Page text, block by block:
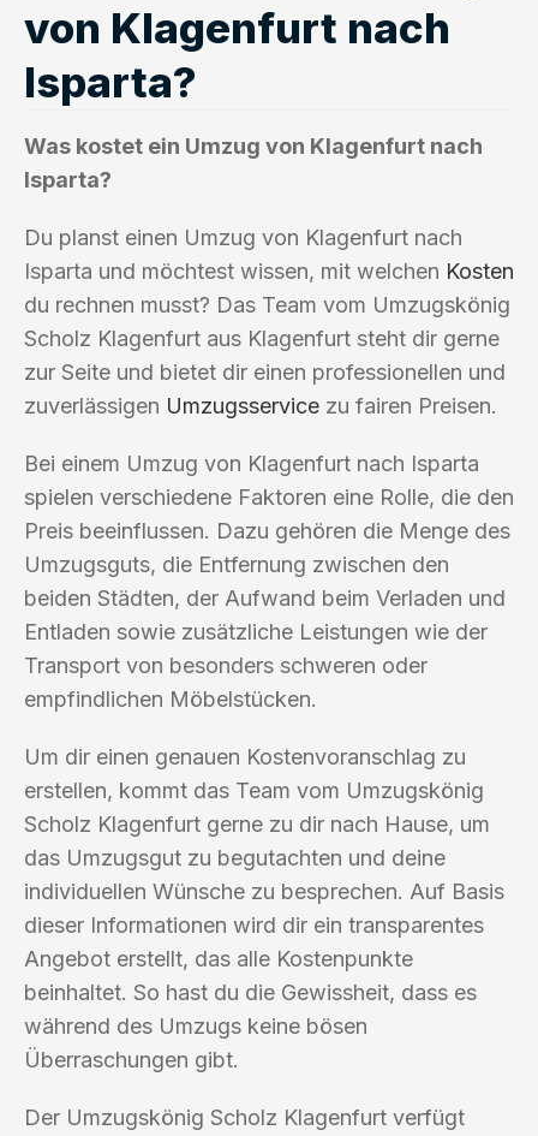
von Klagenfurt nach
Isparta?
Was kostet ein Umzug von Klagenfurt nach
Isparta?
Du planst einen Umzug von Klagenfurt nach
Isparta und möchtest wissen, mit welchen Kosten
du rechnen musst? Das Team vom Umzugskönig
Scholz Klagenfurt aus Klagenfurt steht dir gerne
zur Seite und bietet dir einen professionellen und
zuverlässigen Umzugsservice zu fairen Preisen.
Bei einem Umzug von Klagenfurt nach Isparta
spielen verschiedene Faktoren eine Rolle, die den
Preis beeinflussen. Dazu gehören die Menge des
Umzugsguts, die Entfernung zwischen den
beiden Städten, der Aufwand beim Verladen und
Entladen sowie zusätzliche Leistungen wie der
Transport von besonders schweren oder
empfindlichen Möbelstücken.
Um dir einen genauen Kostenvoranschlag zu
erstellen, kommt das Team vom Umzugskönig
Scholz Klagenfurt gerne zu dir nach Hause, um
das Umzugsgut zu begutachten und deine
individuellen Wünsche zu besprechen. Auf Basis
dieser Informationen wird dir ein transparentes
Angebot erstellt, das alle Kostenpunkte
beinhaltet. So hast du die Gewissheit, dass es
während des Umzugs keine bösen
Überraschungen gibt.
Der Umzugskönig Scholz Klagenfurt verfügt